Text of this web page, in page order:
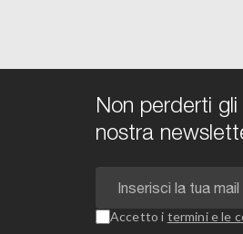
Non perderti
nostra
Accetto i termini e le